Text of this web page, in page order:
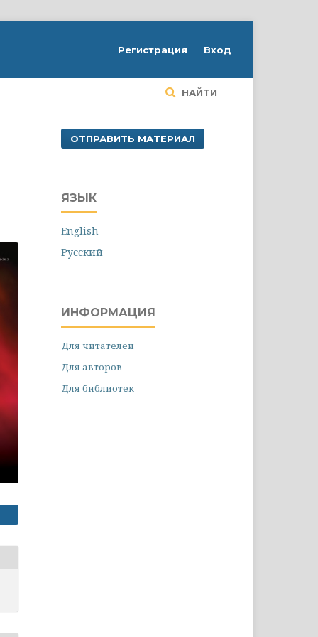
НАЙТИ
Регистрация Вход
ОТПРАВИТЬ МАТЕРИАЛ
ЯЗЫК
English
Русский
ИНФОРМАЦИЯ
Для читателей
Для авторов
Для библиотек